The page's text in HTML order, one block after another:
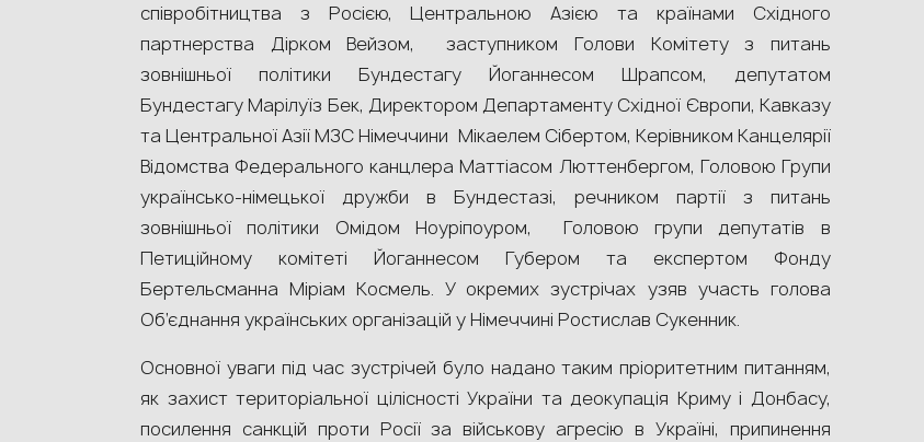
співробітництва з Росією, Центральною Азією та країнами Східного
партнерства Дірком Вейзом, заступником Голови Комітету з питань
зовнішньої політики Бундестагу Йоганнесом Шрапсом, депутатом
Бундестагу Марілуїз Бек, Директором Департаменту Східної Європи, Кавказу
та Центральної Азії МЗС Німеччини Мікаелем Сібертом, Керівником Канцелярії
Відомства Федерального канцлера Маттіасом Люттенбергом, Головою Групи
українсько-німецької дружби в Бундестазі, речником партії з питань
зовнішньої політики Омідом Ноуріпоуром, Головою групи депутатів в
Петиційному комітеті Йоганнесом Губером та експертом Фонду
Бертельсманна Міріам Космель. У окремих зустрічах узяв участь голова
Об’єднання українських організацій у Німеччині Ростислав Сукенник.
Основної уваги під час зустрічей було надано таким пріоритетним питанням,
як захист територіальної цілісності України та деокупація Криму і Донбасу,
посилення санкцій проти Росії за військову агресію в Україні, припинення